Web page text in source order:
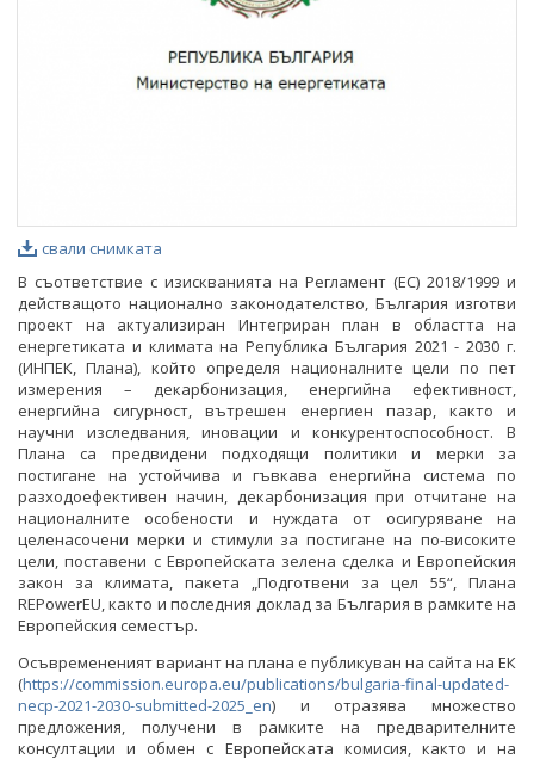
свали снимката
В съответствие с изискванията на Регламент (ЕС) 2018/1999 и
действащото национално законодателство, България изготви
проект на актуализиран Интегриран план в областта на
енергетиката и климата на Република България 2021 - 2030 г.
(ИНПЕК, Плана), който определя националните цели по пет
измерения – декарбонизация, енергийна ефективност,
енергийна сигурност, вътрешен енергиен пазар, както и
научни изследвания, иновации и конкурентоспособност. В
Плана са предвидени подходящи политики и мерки за
постигане на устойчива и гъвкава енергийна система по
разходоефективен начин, декарбонизация при отчитане на
националните особености и нуждата от осигуряване на
целенасочени мерки и стимули за постигане на по-високите
цели, поставени с Европейската зелена сделка и Европейския
закон за климата, пакета „Подготвени за цел 55“, Плана
RЕPowerEU, както и последния доклад за България в рамките на
Европейския семестър.
Осъвремененият вариант на плана е публикуван на сайта на ЕК
(https://commission.europa.eu/publications/bulgaria-final-updated-
necp-2021-2030-submitted-2025_en) и отразява множество
предложения, получени в рамките на предварителните
консултации и обмен с Европейската комисия, както и на